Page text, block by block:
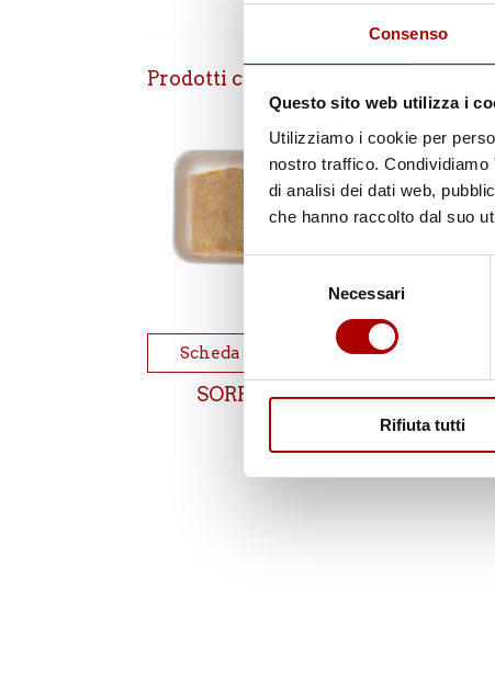
Consenso
Questo sito web utilizza i
Utilizziamo i cookie per
nostro traffico.
di analisi dei dati web,
che hanno raccolto dal suo
Selezione
Necessari
Rifiuta tutti
Prodotti correlati
Scheda prodotto
SORRISINI